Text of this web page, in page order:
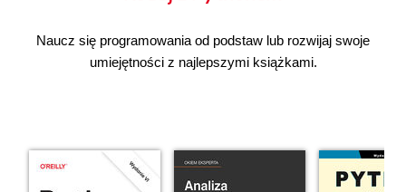
Naucz się programowania od podstaw lub rozwijaj swoje
umiejętności z najlepszymi książkami.